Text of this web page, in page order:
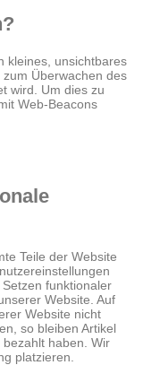
kleines, unsichtbares
Überwachen des
wird. Um dies zu
Web-Beacons
Teile der Website
funktionaler
Website. Auf
Website nicht
so bleiben Artikel
haben. Wir
platzieren.